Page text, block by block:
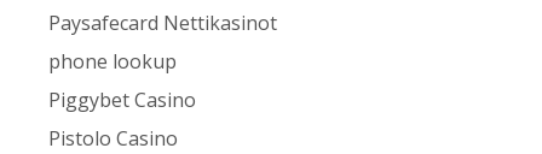
Paysafecard Nettikasinot
phone lookup
Piggybet Casino
Pistolo Casino